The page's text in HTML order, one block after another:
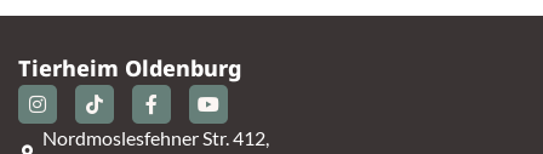
Tierheim Oldenburg
Nordmoslesfehner Str. 412,